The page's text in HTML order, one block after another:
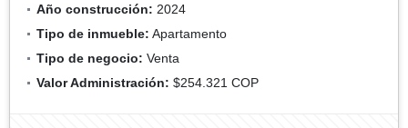
Año construcción: 2024
Tipo de inmueble: Apartamento
Tipo de negocio: Venta
Valor Administración: $254.321 COP